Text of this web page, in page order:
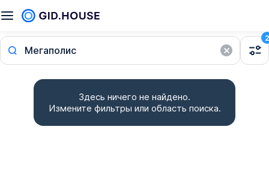
Мегаполис
2
Здесь ничего не найдено.
Измените фильтры или область поиска.